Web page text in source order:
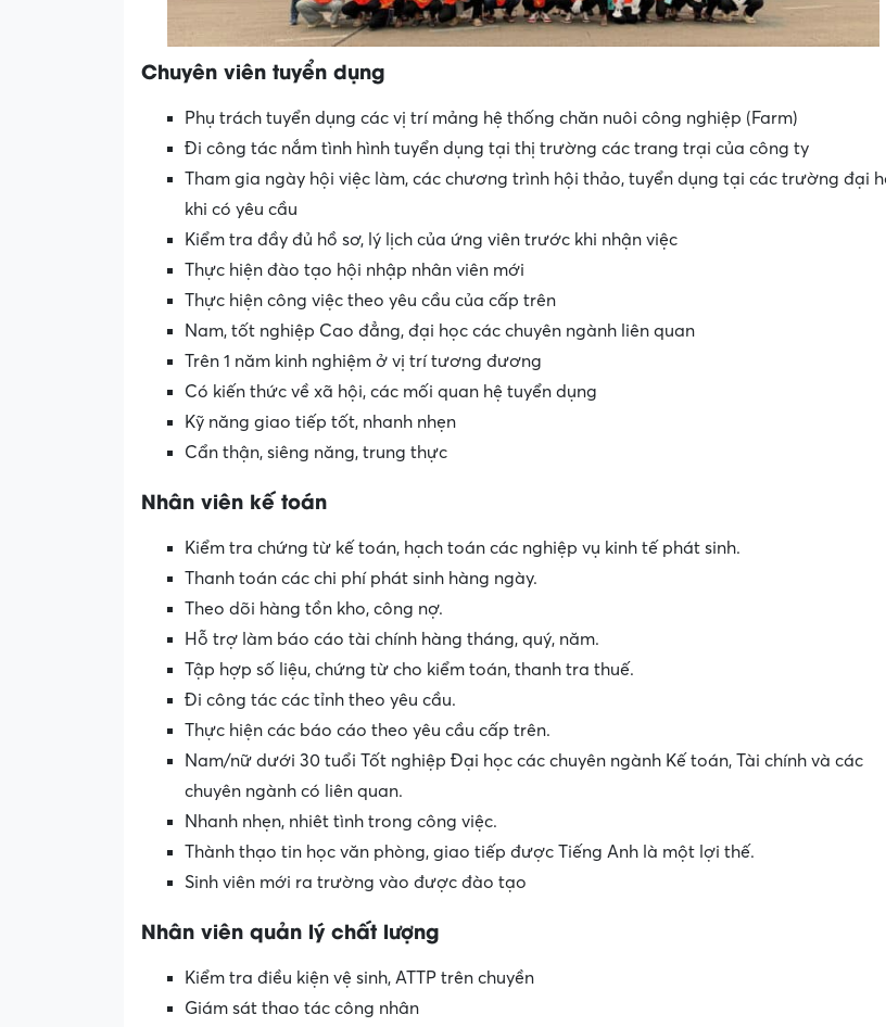
Chuyên viên tuyển dụng
Phụ trách tuyển dụng các vị trí mảng hệ thống chăn nuôi công nghiệp (Farm)
Đi công tác nắm tình hình tuyển dụng tại thị trường các trang trại của công ty
Tham gia ngày hội việc làm, các chương trình hội thảo, tuyển dụng tại các trường đại
khi có yêu cầu
Kiểm tra đầy đủ hồ sơ, lý lịch của ứng viên trước khi nhận việc
Thực hiện đào tạo hội nhập nhân viên mới
Thực hiện công việc theo yêu cầu của cấp trên
Nam, tốt nghiệp Cao đẳng, đại học các chuyên ngành liên quan
Trên 1 năm kinh nghiệm ở vị trí tương đương
Có kiến thức về xã hội, các mối quan hệ tuyển dụng
Kỹ năng giao tiếp tốt, nhanh nhẹn
Cẩn thận, siêng năng, trung thực
Nhân viên kế toán
Kiểm tra chứng từ kế toán, hạch toán các nghiệp vụ kinh tế phát sinh.
Thanh toán các chi phí phát sinh hàng ngày.
Theo dõi hàng tồn kho, công nợ.
Hỗ trợ làm báo cáo tài chính hàng tháng, quý, năm.
Tập hợp số liệu, chứng từ cho kiểm toán, thanh tra thuế.
Đi công tác các tỉnh theo yêu cầu.
Thực hiện các báo cáo theo yêu cầu cấp trên.
Nam/nữ dưới 30 tuổi Tốt nghiệp Đại học các chuyên ngành Kế toán, Tài chính và các
chuyên ngành có liên quan.
Nhanh nhẹn, nhiêt tình trong công việc.
Thành thạo tin học văn phòng, giao tiếp được Tiếng Anh là một lợi thế.
Sinh viên mới ra trường vào được đào tạo
Nhân viên quản lý chất lượng
Kiểm tra điều kiện vệ sinh, ATTP trên chuyền
Giám sát thao tác công nhân